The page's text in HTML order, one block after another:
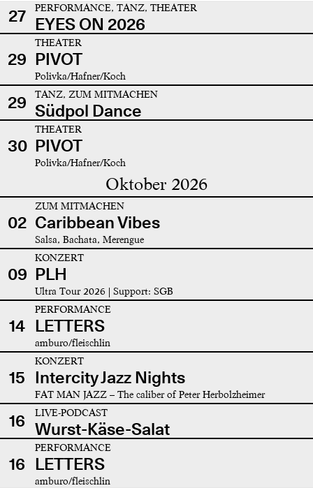
27 PERFORMANCE, TANZ, THEATER
EYES ON 2026
29
THEATER
PIVOT
Polivka/Hafner/Koch
29 TANZ, ZUM MITMACHEN
Südpol Dance
30
THEATER
PIVOT
Polivka/Hafner/Koch
Oktober 2026
02
ZUM MITMACHEN
Caribbean Vibes
Salsa, Bachata, Merengue
09
KONZERT
PLH
Ultra Tour 2026 | Support: SGB
14
PERFORMANCE
LETTERS
amburo/fleischlin
15
KONZERT
Intercity Jazz Nights
FAT MAN JAZZ – The caliber of Peter Herbolzheimer
16 LIVE-PODCAST
Wurst-Käse-Salat
16
PERFORMANCE
LETTERS
amburo/fleischlin